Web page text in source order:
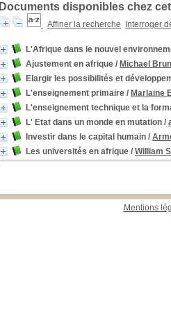
Documents disponibles chez
Affiner la recherche Interroger
L'Afrique dans le nouvel
Ajustement en afrique / Michael
Elargir les possibilités et
L'enseignement primaire / Marlaine
L'enseignement technique et la
L' Etat dans un monde en mutation /
Investir dans le capital humain /
Les universités en afrique / William
Mentions